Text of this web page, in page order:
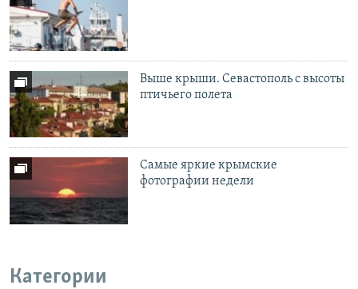
Выше крыши. Севастополь с высоты
птичьего полета
Самые яркие крымские
фотографии недели
Категории